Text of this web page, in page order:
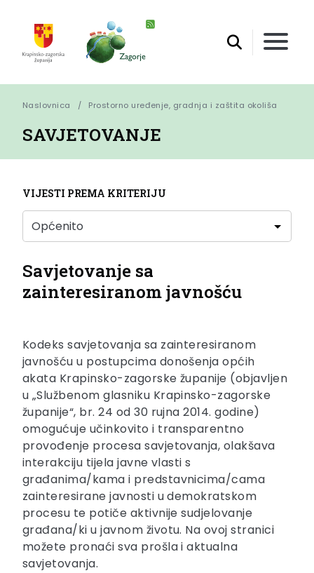
Naslovnica Prostorno uređenje, gradnja i zaštita okoliša
SAVJETOVANJE
VIJESTI PREMA KRITERIJU
Savjetovanje sa
zainteresiranom javnošću
Kodeks savjetovanja sa zainteresiranom
javnošću u postupcima donošenja općih
akata Krapinsko-zagorske županije (objavljen
u „Službenom glasniku Krapinsko-zagorske
županije“, br. 24 od 30 rujna 2014. godine)
omogućuje učinkovito i transparentno
provođenje procesa savjetovanja, olakšava
interakciju tijela javne vlasti s
građanima/kama i predstavnicima/cama
zainteresirane javnosti u demokratskom
procesu te potiče aktivnije sudjelovanje
građana/ki u javnom životu. Na ovoj stranici
možete pronaći sva prošla i aktualna
savjetovanja.